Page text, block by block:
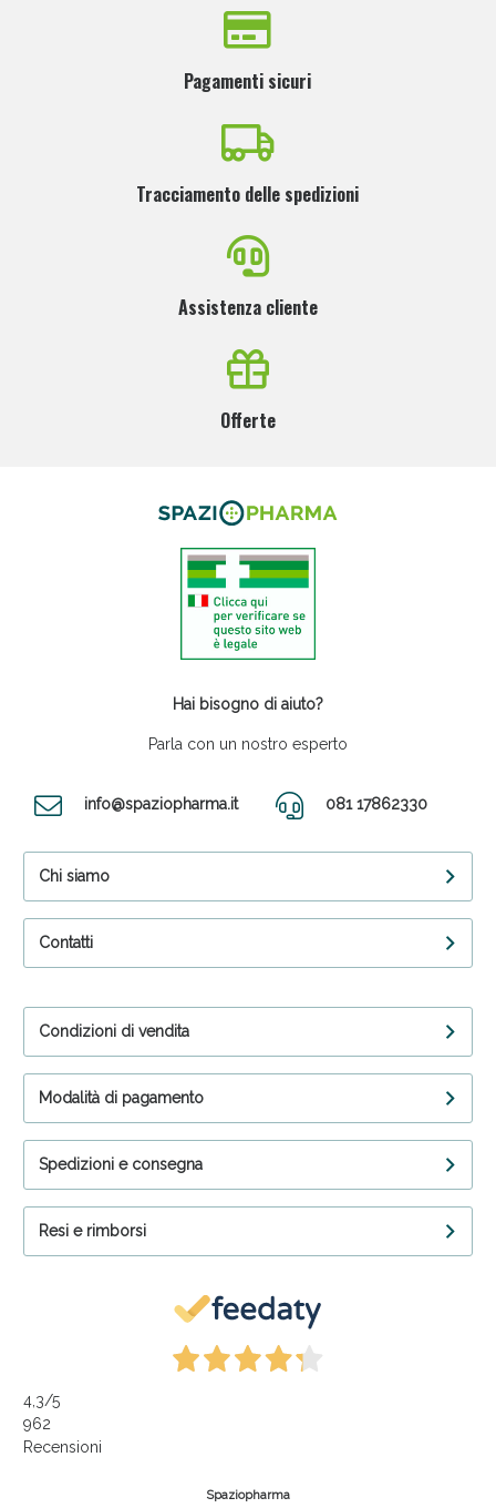
Pagamenti sicuri
Tracciamento delle spedizioni
Assistenza cliente
Offerte
Hai bisogno di aiuto?
Parla con un nostro esperto
info@spaziopharma.it 081 17862330
Chi siamo
Contatti
Condizioni di vendita
Modalità di pagamento
Spedizioni e consegna
Resi e rimborsi
4,3/5
962
Recensioni
Spaziopharma